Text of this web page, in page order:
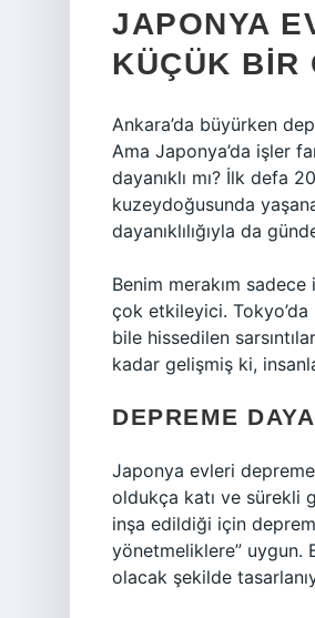
JAPONYA
KÜÇÜK BIR
Ankara’da büyürken
Ama Japonya’da işler
dayanıklı mı? İlk defa
kuzeydoğusunda
dayanıklılığıyla da
Benim merakım sadece
çok etkileyici.
bile hissedilen
kadar gelişmiş ki,
DEPREME
Japonya evleri depreme
oldukça katı ve sürekli
inşa edildiği için
yönetmeliklere” uygun.
olacak şekilde